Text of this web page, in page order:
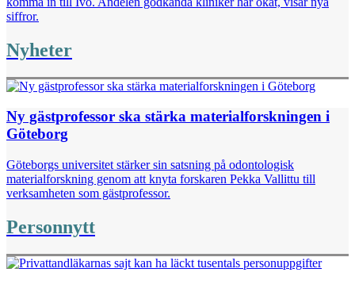
siffror.
Nyheter
Ny gästprofessor ska stärka materialforskningen i
Göteborg
Göteborgs universitet stärker sin satsning på odontologisk
materialforskning genom att knyta forskaren Pekka Vallittu till
verksamheten som gästprofessor.
Personnytt